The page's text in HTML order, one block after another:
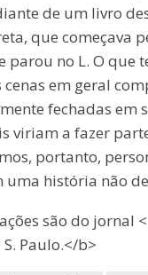
de um livro
que começava
parou no L. O que
cenas em geral
fechadas em
viriam a fazer
portanto,
uma história não
são do jornal
Paulo.</b>